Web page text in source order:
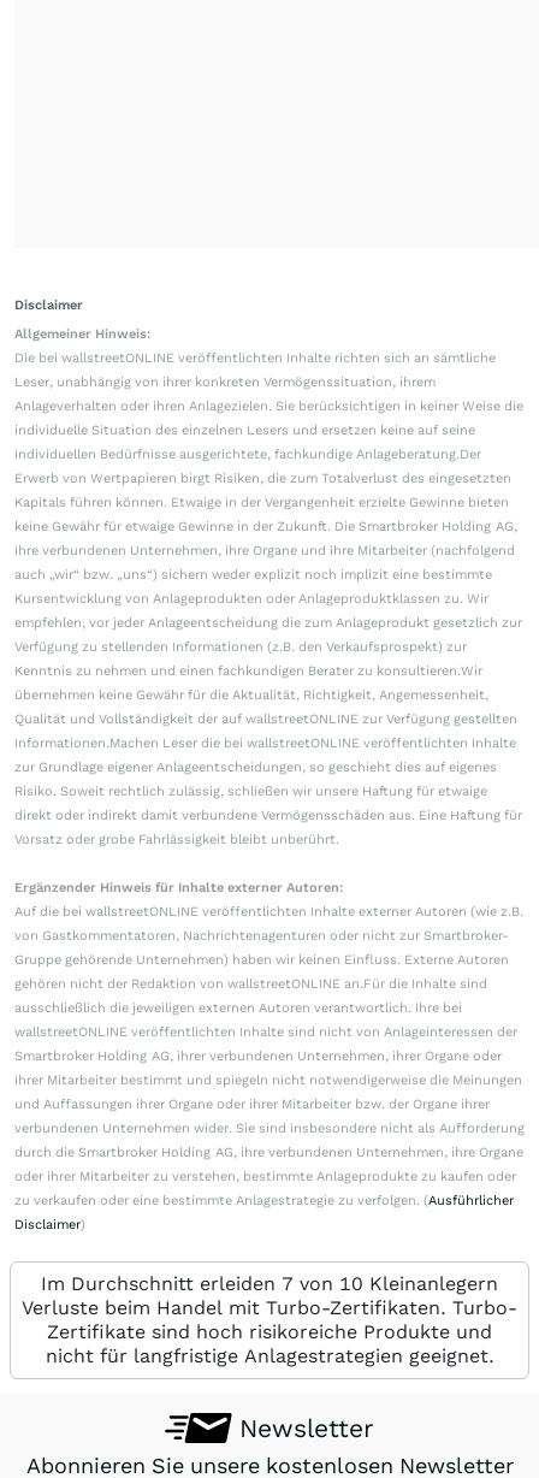
Disclaimer
Allgemeiner Hinweis:
Die bei wallstreetONLINE veröffentlichten Inhalte richten sich an sämtliche
Leser, unabhängig von ihrer konkreten Vermögenssituation, ihrem
Anlageverhalten oder ihren Anlagezielen. Sie berücksichtigen in keiner Weise die
individuelle Situation des einzelnen Lesers und ersetzen keine auf seine
individuellen Bedürfnisse ausgerichtete, fachkundige Anlageberatung.Der
Erwerb von Wertpapieren birgt Risiken, die zum Totalverlust des eingesetzten
Kapitals führen können. Etwaige in der Vergangenheit erzielte Gewinne bieten
keine Gewähr für etwaige Gewinne in der Zukunft. Die Smartbroker Holding AG,
ihre verbundenen Unternehmen, ihre Organe und ihre Mitarbeiter (nachfolgend
auch „wir“ bzw. „uns“) sichern weder explizit noch implizit eine bestimmte
Kursentwicklung von Anlageprodukten oder Anlageproduktklassen zu. Wir
empfehlen, vor jeder Anlageentscheidung die zum Anlageprodukt gesetzlich zur
Verfügung zu stellenden Informationen (z.B. den Verkaufsprospekt) zur
Kenntnis zu nehmen und einen fachkundigen Berater zu konsultieren.Wir
übernehmen keine Gewähr für die Aktualität, Richtigkeit, Angemessenheit,
Qualität und Vollständigkeit der auf wallstreetONLINE zur Verfügung gestellten
Informationen.Machen Leser die bei wallstreetONLINE veröffentlichten Inhalte
zur Grundlage eigener Anlageentscheidungen, so geschieht dies auf eigenes
Risiko. Soweit rechtlich zulässig, schließen wir unsere Haftung für etwaige
direkt oder indirekt damit verbundene Vermögensschäden aus. Eine Haftung für
Vorsatz oder grobe Fahrlässigkeit bleibt unberührt.
Ergänzender Hinweis für Inhalte externer Autoren:
Auf die bei wallstreetONLINE veröffentlichten Inhalte externer Autoren (wie z.B.
von Gastkommentatoren, Nachrichtenagenturen oder nicht zur Smartbroker-
Gruppe gehörende Unternehmen) haben wir keinen Einfluss. Externe Autoren
gehören nicht der Redaktion von wallstreetONLINE an.Für die Inhalte sind
ausschließlich die jeweiligen externen Autoren verantwortlich. Ihre bei
wallstreetONLINE veröffentlichten Inhalte sind nicht von Anlageinteressen der
Smartbroker Holding AG, ihrer verbundenen Unternehmen, ihrer Organe oder
ihrer Mitarbeiter bestimmt und spiegeln nicht notwendigerweise die Meinungen
und Auffassungen ihrer Organe oder ihrer Mitarbeiter bzw. der Organe ihrer
verbundenen Unternehmen wider. Sie sind insbesondere nicht als Aufforderung
durch die Smartbroker Holding AG, ihre verbundenen Unternehmen, ihre Organe
oder ihrer Mitarbeiter zu verstehen, bestimmte Anlageprodukte zu kaufen oder
zu verkaufen oder eine bestimmte Anlagestrategie zu verfolgen. (Ausführlicher
Disclaimer)
Im Durchschnitt erleiden 7 von 10 Kleinanlegern
Verluste beim Handel mit Turbo-Zertifikaten. Turbo-
Zertifikate sind hoch risikoreiche Produkte und
nicht für langfristige Anlagestrategien geeignet.
Newsletter
Abonnieren Sie unsere kostenlosen Newsletter